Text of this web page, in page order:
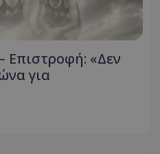
Επιστροφή: «Δεν
για